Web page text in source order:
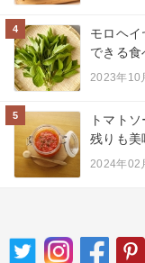
4
モロヘ
できる食
2023年10
5
トマト
残りも美
2024年02